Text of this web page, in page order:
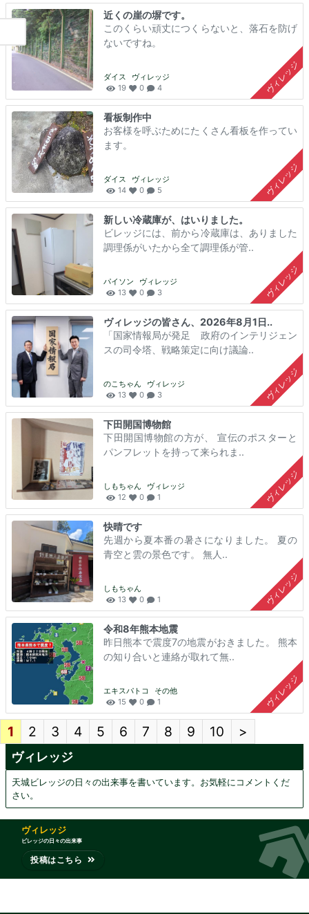
ヴィレッジ
近くの崖の塀です。
このくらい頑丈につくらないと、落石を防げ
ないですね。
ダイス
ヴィレッジ
19
0 4
ヴィレッジ
看板制作中
お客様を呼ぶためにたくさん看板を作ってい
ます。
ダイス
ヴィレッジ
14
0 5
ヴィレッジ
新しい冷蔵庫が、はいりました。
ビレッジには、前から冷蔵庫は、ありました
調理係がいたから全て調理係が管..
パイソン
ヴィレッジ
13
0 3
ヴィレッジ
ヴィレッジの皆さん、2026年8月1日..
「国家情報局が発足 政府のインテリジェン
スの司令塔、戦略策定に向け議論..
のこちゃん
ヴィレッジ
13
0 3
ヴィレッジ
下田開国博物館
下田開国博物館の方が、 宣伝のポスターと
パンフレットを持って来られま..
しもちゃん
ヴィレッジ
12
0 1
ヴィレッジ
快晴です
先週から夏本番の暑さになりました。 夏の
青空と雲の景色です。 無人..
しもちゃん
13
0 1
ヴィレッジ
令和8年熊本地震
昨日熊本で震度7の地震がおきました。 熊本
の知り合いと連絡が取れて無..
エキスパトコ
その他
15
0 1
1 2 3 4 5 6 7 8 9 10 >
ヴィレッジ
天城ビレッジの日々の出来事を書いています。お気軽にコメントくだ
さい。
ヴィレッジ
ビレッジの日々の出来事
投稿はこちら